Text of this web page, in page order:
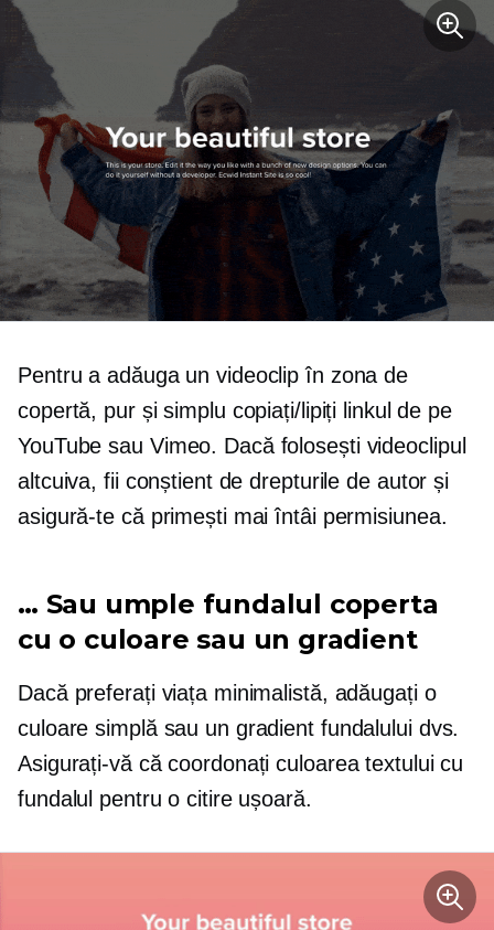
Pentru a adăuga un videoclip în zona de
copertă, pur și simplu copiați/lipiți linkul de pe
YouTube sau Vimeo. Dacă folosești videoclipul
altcuiva, fii conștient de drepturile de autor și
asigură-te că primești mai întâi permisiunea.
… Sau umple fundalul coperta
cu o culoare sau un gradient
Dacă preferați viața minimalistă, adăugați o
culoare simplă sau un gradient fundalului dvs.
Asigurați-vă că coordonați culoarea textului cu
fundalul pentru o citire ușoară.